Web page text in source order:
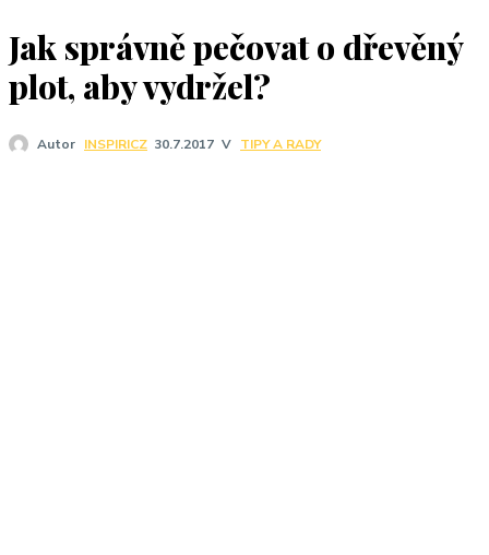
Jak správně pečovat o dřevěný
plot, aby vydržel?
Autor INSPIRICZ 30.7.2017 V TIPY A RADY